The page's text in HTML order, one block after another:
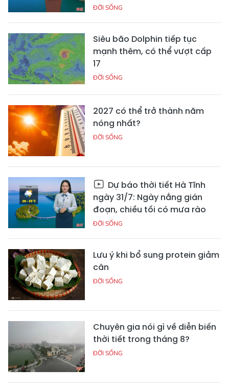
ĐỜI SỐNG
Siêu bão Dolphin tiếp tục
mạnh thêm, có thể vượt cấp
17
ĐỜI SỐNG
2027 có thể trở thành năm
nóng nhất?
ĐỜI SỐNG
Dự báo thời tiết Hà Tĩnh
ngày 31/7: Ngày nắng gián
đoạn, chiều tối có mưa rào
ĐỜI SỐNG
Lưu ý khi bổ sung protein giảm
cân
ĐỜI SỐNG
Chuyên gia nói gì về diễn biến
thời tiết trong tháng 8?
ĐỜI SỐNG